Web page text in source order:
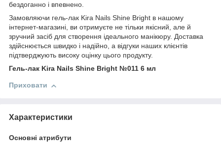
бездоганно і впевнено.
Замовляючи гель-лак Kira Nails Shine Bright в нашому
інтернет-магазині, ви отримуєте не тільки якісний, але й
зручний засіб для створення ідеального манікюру. Доставка
здійснюється швидко і надійно, а відгуки наших клієнтів
підтверджують високу оцінку цього продукту.
Гель-лак Kira Nails Shine Bright №011 6 мл
Приховати
Характеристики
Основні атрибути